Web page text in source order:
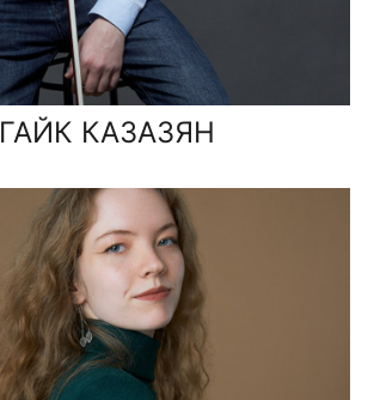
ГАЙК КАЗАЗЯН